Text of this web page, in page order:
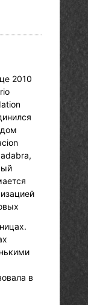
2010
в